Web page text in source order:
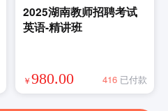
2025湖南教师招聘考试
英语-精讲班
￥ 980.00 416 已付款